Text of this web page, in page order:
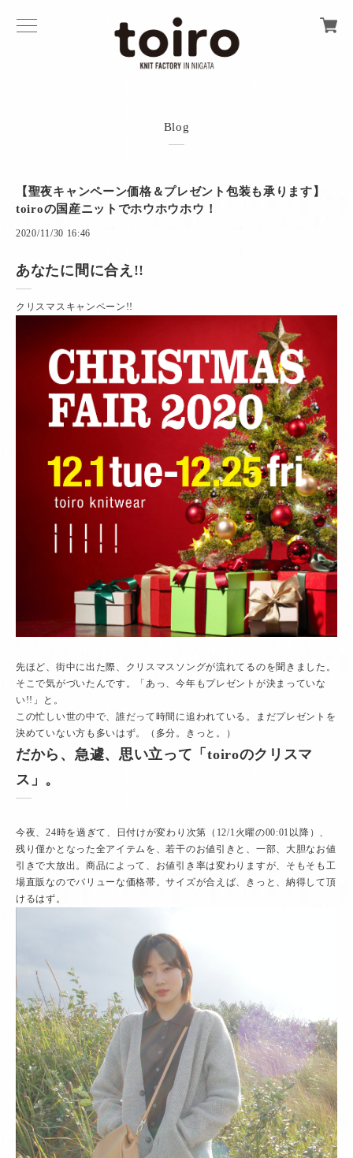
Blog
【聖夜キャンペーン価格＆プレゼント包装も承ります】
toiroの国産ニットでホウホウホウ！
2020/11/30 16:46
あなたに間に合え!!
クリスマスキャンペーン!!
先ほど、街中に出た際、クリスマスソングが流れてるのを聞きました。
そこで気がづいたんです。「あっ、今年もプレゼントが決まっていな
い!!」と。
この忙しい世の中で、誰だって時間に追われている。まだプレゼントを
決めていない方も多いはず。（多分。きっと。）
だから、急遽、思い立って 「toiroのクリスマ
ス」 。
今夜、24時を過ぎて、日付けが変わり次第（12/1火曜の00:01以降）、
残り僅かとなった全アイテムを、若干のお値引きと、一部、大胆なお値
引きで大放出。商品によって、お値引き率は変わりますが、そもそも工
場直販なのでバリューな価格帯。サイズが合えば、きっと、納得して頂
けるはず。